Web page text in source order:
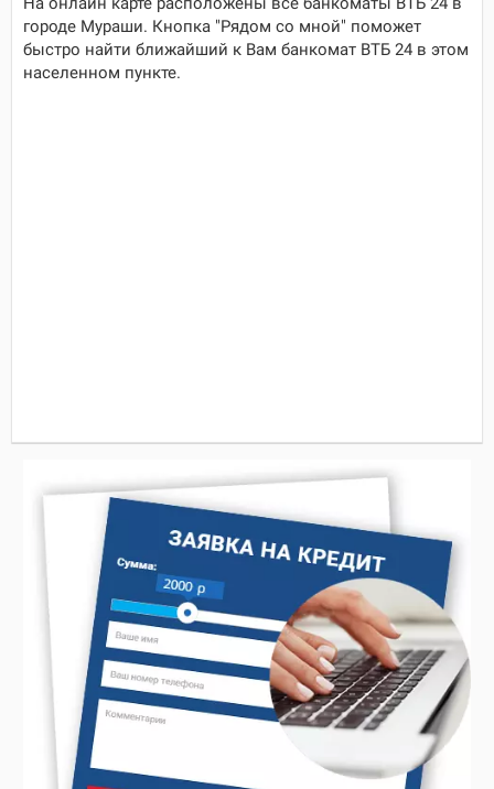
городе Мураши. Кнопка "Рядом со мной" поможет
быстро найти ближайший к Вам банкомат ВТБ 24 в этом
населенном пункте.